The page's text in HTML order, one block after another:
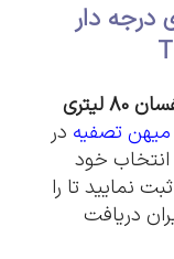
درجه دار
میهن تصفیه در
خود
نمایید تا را
دریافت